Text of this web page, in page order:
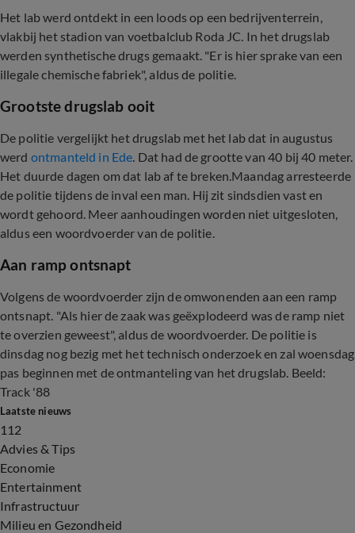
Het lab werd ontdekt in een loods op een bedrijventerrein,
vlakbij het stadion van voetbalclub Roda JC. In het drugslab
werden synthetische drugs gemaakt. "Er is hier sprake van een
illegale chemische fabriek", aldus de politie.
Grootste drugslab ooit
De politie vergelijkt het drugslab met het lab dat in augustus
werd ontmanteld in Ede. Dat had de grootte van 40 bij 40 meter.
Het duurde dagen om dat lab af te breken.Maandag arresteerde
de politie tijdens de inval een man. Hij zit sindsdien vast en
wordt gehoord. Meer aanhoudingen worden niet uitgesloten,
aldus een woordvoerder van de politie.
Aan ramp ontsnapt
Volgens de woordvoerder zijn de omwonenden aan een ramp
ontsnapt. "Als hier de zaak was geëxplodeerd was de ramp niet
te overzien geweest", aldus de woordvoerder. De politie is
dinsdag nog bezig met het technisch onderzoek en zal woensdag
pas beginnen met de ontmanteling van het drugslab. Beeld:
Track '88
Laatste nieuws
112
Advies & Tips
Economie
Entertainment
Infrastructuur
Milieu en Gezondheid